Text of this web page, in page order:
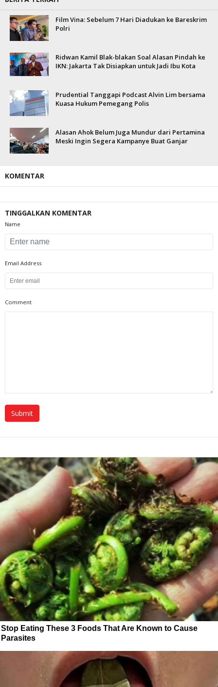
Film Vina: Sebelum 7 Hari Diadukan ke Bareskrim
Polri
Ridwan Kamil Blak-blakan Soal Alasan Pindah ke
IKN: Jakarta Tak Disiapkan untuk Jadi Ibu Kota
Prudential Tanggapi Podcast Alvin Lim bersama
Kuasa Hukum Pemegang Polis
Alasan Ahok Belum Juga Mundur dari Pertamina
Meski Ingin Segera Kampanye Buat Ganjar
KOMENTAR
TINGGALKAN KOMENTAR
Name
Email Address
Comment
Stop Eating These 3 Foods That Are Known to Cause
Parasites